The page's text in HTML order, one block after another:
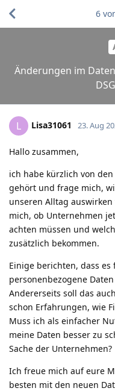
Änderungen im
6
L Lisa31061 23. Aug
Hallo zusammen,
ich habe kürzlich von
gehört und frage mich,
unseren Alltag
mich, ob Unternehmen
achten müssen und
zusätzlich bekommen.
Einige berichten, dass
personenbezogene
Andererseits soll das
schon Erfahrungen, wie
Muss ich als einfacher
meine Daten besser zu
Sache der Unternehmen?
Ich freue mich auf eure
besten mit den neuen